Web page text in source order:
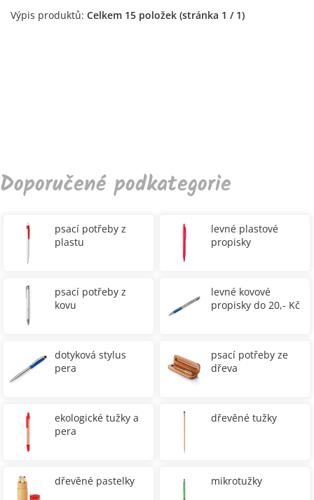
Výpis produktů: Celkem 15 položek (stránka 1 / 1)
Doporučené podkategorie
psací potřeby z
plastu
levné plastové
propisky
psací potřeby z
kovu
levné kovové
propisky do 20,- Kč
dotyková stylus
pera
psací potřeby ze
dřeva
ekologické tužky a
pera
dřevěné tužky
dřevěné pastelky mikrotužky